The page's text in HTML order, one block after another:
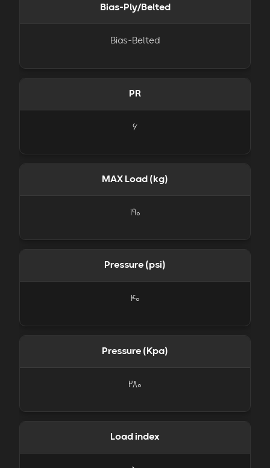
Bias-Ply/Belted
Bias-Belted
PR
6
MAX Load (kg)
190
Pressure (psi)
40
Pressure (Kpa)
280
Load index